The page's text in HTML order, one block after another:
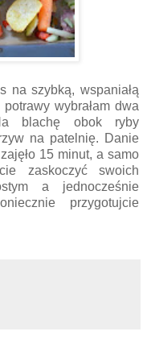
na szybką, wspaniałą
wybrałam dwa
blachę obok ryby
na patelnię. Danie
15 minut, a samo
zaskoczyć swoich
a jednocześnie
przygotujcie